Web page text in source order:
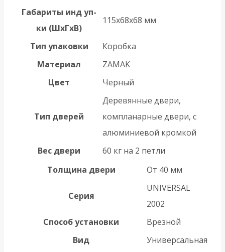
Габариты инд уп-
ки (ШхГхВ)
115x68x68 мм
Тип упаковки
Коробка
Материал
ZAMAK
Цвет
Черный
Тип дверей
Деревянные двери,
компланарные двери, с
алюминиевой кромкой
Вес двери
60 кг на 2 петли
Толщина двери
От 40 мм
Серия
UNIVERSAL
2002
Способ установки
Врезной
Вид
Универсальная